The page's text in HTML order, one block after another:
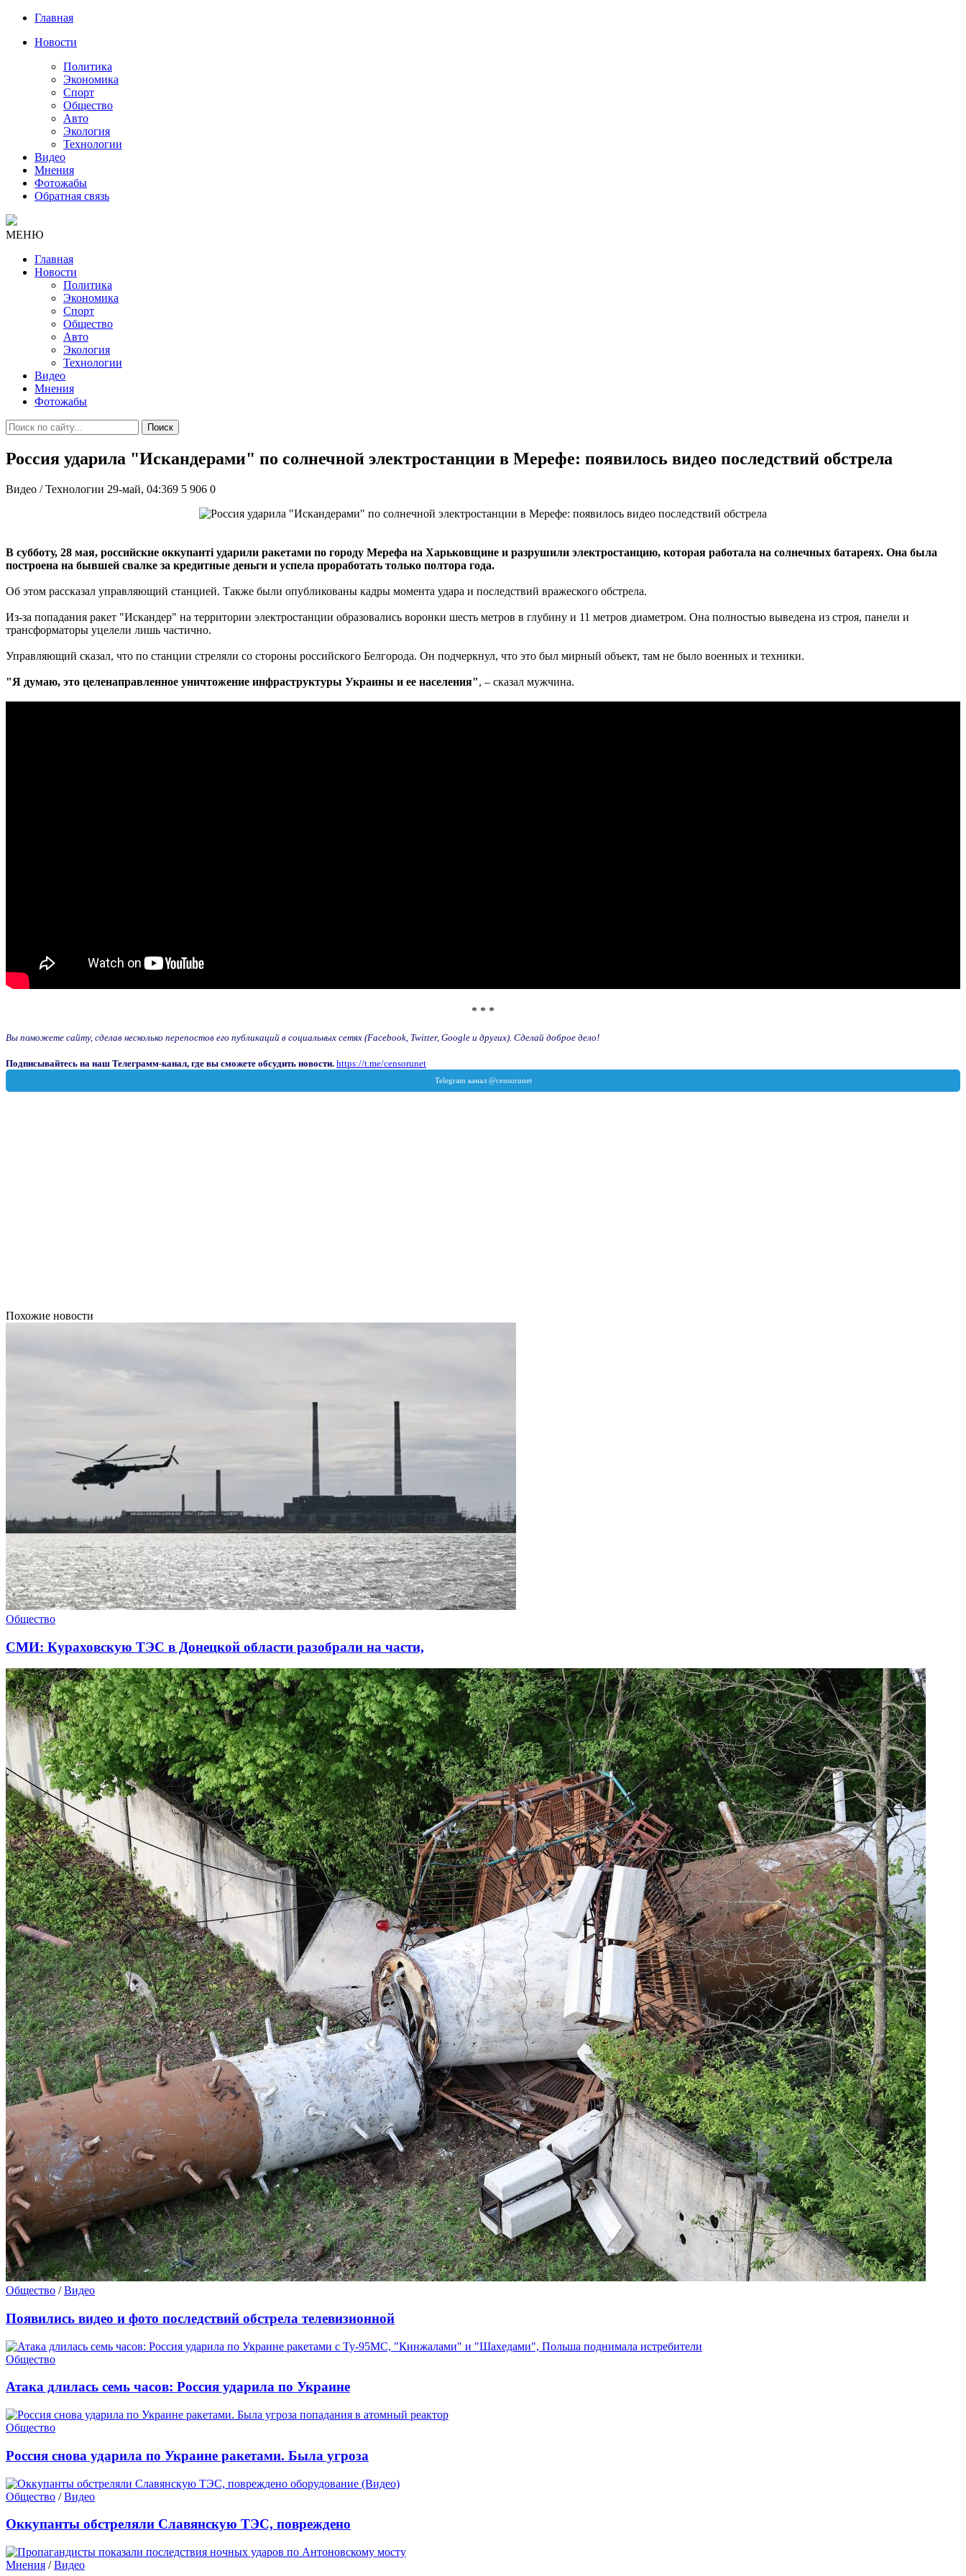
Главная
Новости
Политика
Экономика
Спорт
Общество
Авто
Экология
Технологии
Видео
Мнения
Фотожабы
Обратная связь
МЕНЮ
Главная
Новости
Политика
Экономика
Спорт
Общество
Авто
Экология
Технологии
Видео
Мнения
Фотожабы
Поиск
Россия ударила "Искандерами" по солнечной электростанции в Мерефе: появилось видео последствий обстрела
Видео / Технологии 29-май, 04:369 5 906 0
В субботу, 28 мая, российские оккупанті ударили ракетами по городу Мерефа на Харьковщине и разрушили электростанцию, которая работала на солнечных батареях. Она была
построена на бывшей свалке за кредитные деньги и успела проработать только полтора года.
Об этом рассказал управляющий станцией. Также были опубликованы кадры момента удара и последствий вражеского обстрела.
Из-за попадания ракет "Искандер" на территории электростанции образовались воронки шесть метров в глубину и 11 метров диаметром. Она полностью выведена из строя, панели и
трансформаторы уцелели лишь частично.
Управляющий сказал, что по станции стреляли со стороны российского Белгорода. Он подчеркнул, что это был мирный объект, там не было военных и техники.
"Я думаю, это целенаправленное уничтожение инфраструктуры Украины и ее населения", – сказал мужчина.
* * *
Вы поможете сайту, сделав несколько перепостов его публикаций в социальных сетях (Facebook, Twitter, Google и других). Сделай доброе дело!
Подписывайтесь на наш Телеграмм-канал, где вы сможете обсудить новости. https://t.me/censorunet
Похожие новости
Общество
СМИ: Кураховскую ТЭС в Донецкой области разобрали на части,
Общество /Видео
Появились видео и фото последствий обстрела телевизионной
Общество
Атака длилась семь часов: Россия ударила по Украине
Общество
Россия снова ударила по Украине ракетами. Была угроза
Общество /Видео
Оккупанты обстреляли Славянскую ТЭС, повреждено
Мнения /Видео